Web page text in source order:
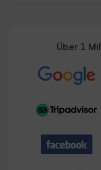
Über 1